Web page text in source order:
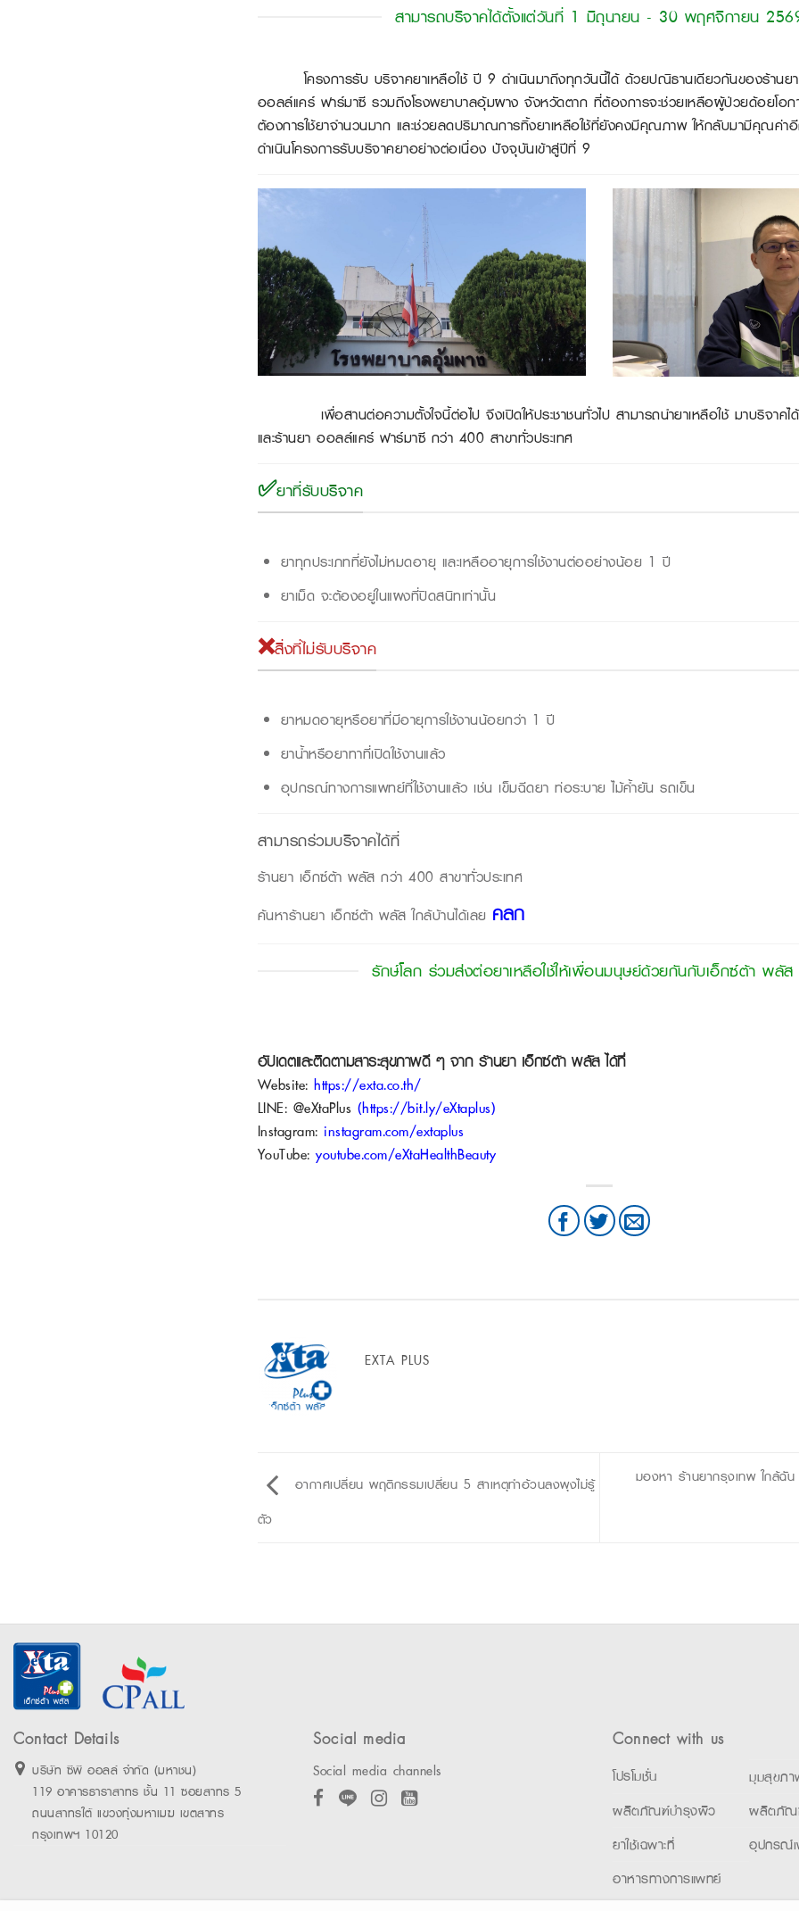
สามารถบริจาคได้ตั้งแต่วันที่ 1 มิถุนายน - 30 พฤศจิกายน
โครงการรับ บริจาคยาเหลือใช้ ปี 9 ดำเนินมาถึงทุกวันนี้ได้ ด้วยปณิธานเดียวกันของร้านยา
ออลล์แคร์ ฟาร์มาซี รวมถึงโรงพยาบาลอุ้มผาง จังหวัดตาก ที่ต้องการจะช่วยเหลือผู้ป่วยด้อยโอก
ต้องการใช้ยาจำนวนมาก และช่วยลดปริมาณการทิ้งยาเหลือใช้ที่ยังคงมีคุณภาพ ให้กลับมามีคุณค่
ดำเนินโครงการรับบริจาคยาอย่างต่อเนื่อง ปัจจุบันเข้าสู่ปีที่ 9
เพื่อสานต่อความตั้งใจนี้ต่อไป จึงเปิดให้ประชาชนทั่วไป สามารถนำยาเหลือใช้ มาบริจาคไ
และร้านยา ออลล์แคร์ ฟาร์มาซี กว่า 400 สาขาทั่วประเทศ
✅ยาที่รับบริจาค
ยาทุกประเภทที่ยังไม่หมดอายุ และเหลืออายุการใช้งานต่ออย่างน้อย 1 ปี
ยาเม็ด จะต้องอยู่ในแผงที่ปิดสนิทเท่านั้น
❌สิ่งที่ไม่รับบริจาค
ยาหมดอายุหรือยาที่มีอายุการใช้งานน้อยกว่า 1 ปี
ยาน้ำหรือยาทาที่เปิดใช้งานแล้ว
อุปกรณ์ทางการแพทย์ที่ใช้งานแล้ว เช่น เข็มฉีดยา ท่อระบาย ไม้ค้ำยัน รถเข็น
สามารถร่วมบริจาคได้ที่
ร้านยา เอ็กซ์ต้า พลัส กว่า 400 สาขาทั่วประเทศ
ค้นหาร้านยา เอ็กซ์ต้า พลัส ใกล้บ้านได้เลย คลิก
รักษ์โลก ร่วมส่งต่อยาเหลือใช้ให้เพื่อนมนุษย์ด้วยกันกับเอ็กซ์ต้า พลัส
อัปเดตและติดตามสาระสุขภาพดี ๆ จาก ร้านยา เอ็กซ์ต้า พลัสได้ที่
Website: https://exta.co.th/
LINE: @eXtaPlus (https://bit.ly/eXtaplus)
Instagram: instagram.com/extaplus
YouTube: youtube.com/eXtaHealthBeauty
EXTA PLUS
อากาศเปลี่ยน พฤติกรรมเปลี่ยน 5 สาเหตุทำอ้วนลงพุงไม่รู้
ตัว
มองหา ร้านยากรุงเทพ ใกล้ฉั
Contact Details
บริษัท ซีพี ออลล์ จำกัด (มหาชน)
119 อาคารธาราสาทร ชั้น 11 ซอยสาทร 5
ถนนสาทรใต้ แขวงทุ่งมหาเมฆ เขตสาทร
กรุงเทพฯ 10120
Social media
Social media channels
Connect with us
โปรโมชั่น
มุมสุขภ
ผลิตภัณฑ์บำรุงผิว
ผลิตภัณ
ยาใช้เฉพาะที่
อุปกรณ์
อาหารทางการแพทย์